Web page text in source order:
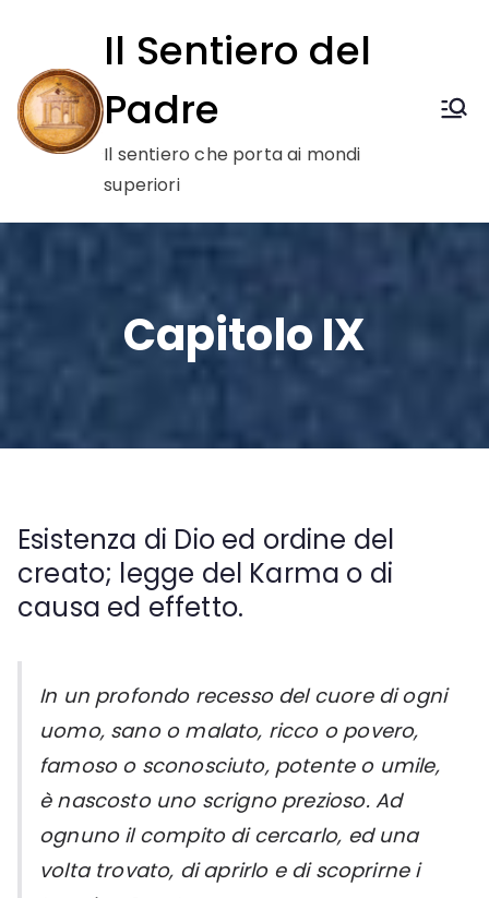
contenuto
Il Sentiero del
Padre
Il sentiero che porta ai mondi
superiori
Capitolo IX
Esistenza di Dio ed ordine del
creato; legge del Karma o di
causa ed effetto.
In un profondo recesso del cuore di ogni
uomo, sano o malato, ricco o povero,
famoso o sconosciuto, potente o umile,
è nascosto uno scrigno prezioso. Ad
ognuno il compito di cercarlo, ed una
volta trovato, di aprirlo e di scoprirne i